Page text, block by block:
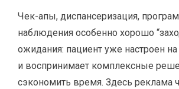
Чек-апы, диспансеризация,
наблюдения особенно хорошо
ожидания: пациент уже настроен
и воспринимает комплексные
сэкономить время. Здесь реклама